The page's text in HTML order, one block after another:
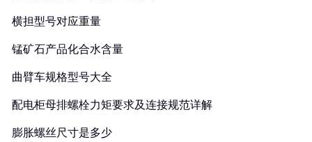
横担型号对应重量
锰矿石产品化合水含量
曲臂车规格型号大全
配电柜母排螺栓力矩要求及连接规范详解
膨胀螺丝尺寸是多少